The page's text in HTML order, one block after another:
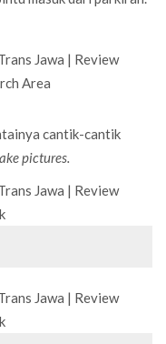
cantik-cantik
pictures.